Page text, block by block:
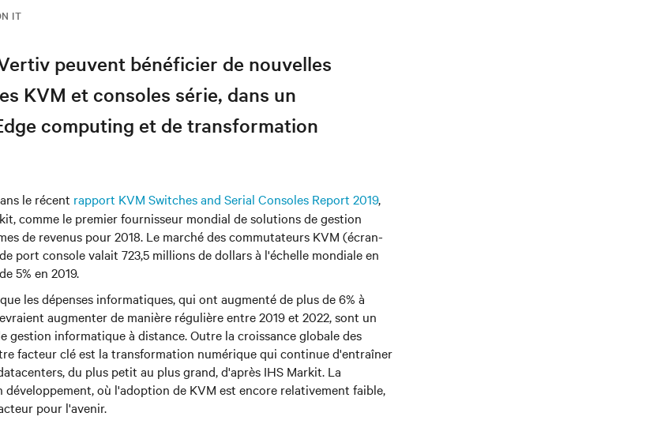
IT
peuvent bénéficier de nouvelles
KVM et consoles série, dans un
computing et de transformation
le récent rapport KVM Switches and Serial Consoles Report 2019,
comme le premier fournisseur mondial de solutions de gestion
de revenus pour 2018. Le marché des commutateurs KVM (écran-
port console valait 723,5 millions de dollars à l'échelle mondiale en
5% en 2019.
les dépenses informatiques, qui ont augmenté de plus de 6% à
augmenter de manière régulière entre 2019 et 2022, sont un
gestion informatique à distance. Outre la croissance globale des
facteur clé est la transformation numérique qui continue d'entraîner
du plus petit au plus grand, d'après IHS Markit. La
développement, où l'adoption de KVM est encore relativement faible,
pour l'avenir.